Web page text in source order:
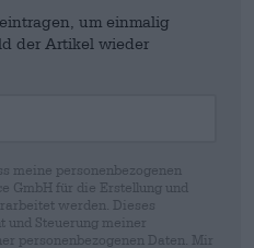
um einmalig
der Artikel wieder
meine personenbezogenen
GmbH für die Erstellung und
werden. Dieses
und Steuerung meiner
personenbezogenen Daten. Mir